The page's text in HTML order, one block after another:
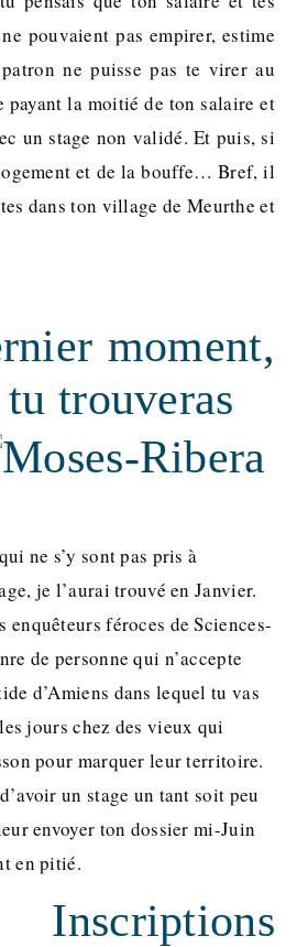
pouvaient pas empirer, estime
ne puisse pas te virer au
payant la moitié de ton salaire et
un stage non validé. Et puis, si
et de la bouffe… Bref, il
dans ton village de Meurthe et
moment,
trouveras
ne s’y sont pas pris à
je l’aurai trouvé en Janvier.
enquêteurs féroces de Sciences-
de personne qui n’accepte
d’Amiens dans lequel tu vas
jours chez des vieux qui
pour marquer leur territoire.
un stage un tant soit peu
envoyer ton dossier mi-Juin
en pitié.